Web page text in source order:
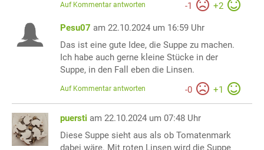
-1 +2
Auf Kommentar antworten
Pesu07 am 22.10.2024 um 16:59 Uhr
Das ist eine gute Idee, die Suppe zu machen.
Ich habe auch gerne kleine Stücke in der
Suppe, in den Fall eben die Linsen.
-0 +1
Auf Kommentar antworten
puersti am 22.10.2024 um 07:48 Uhr
Diese Suppe sieht aus als ob Tomatenmark
dabei wäre. Mit roten Linsen wird die Suppe